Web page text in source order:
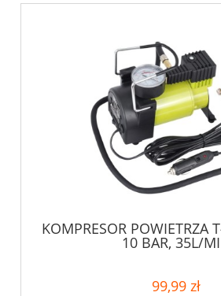
KOMPRESOR POWIETRZA
10 BAR, 35L/
99,99 zł